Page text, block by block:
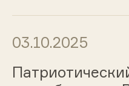
03.10.2025